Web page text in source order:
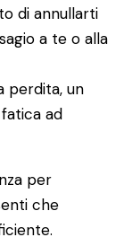
di annullarti
a te o alla
perdita, un
ad
per
che